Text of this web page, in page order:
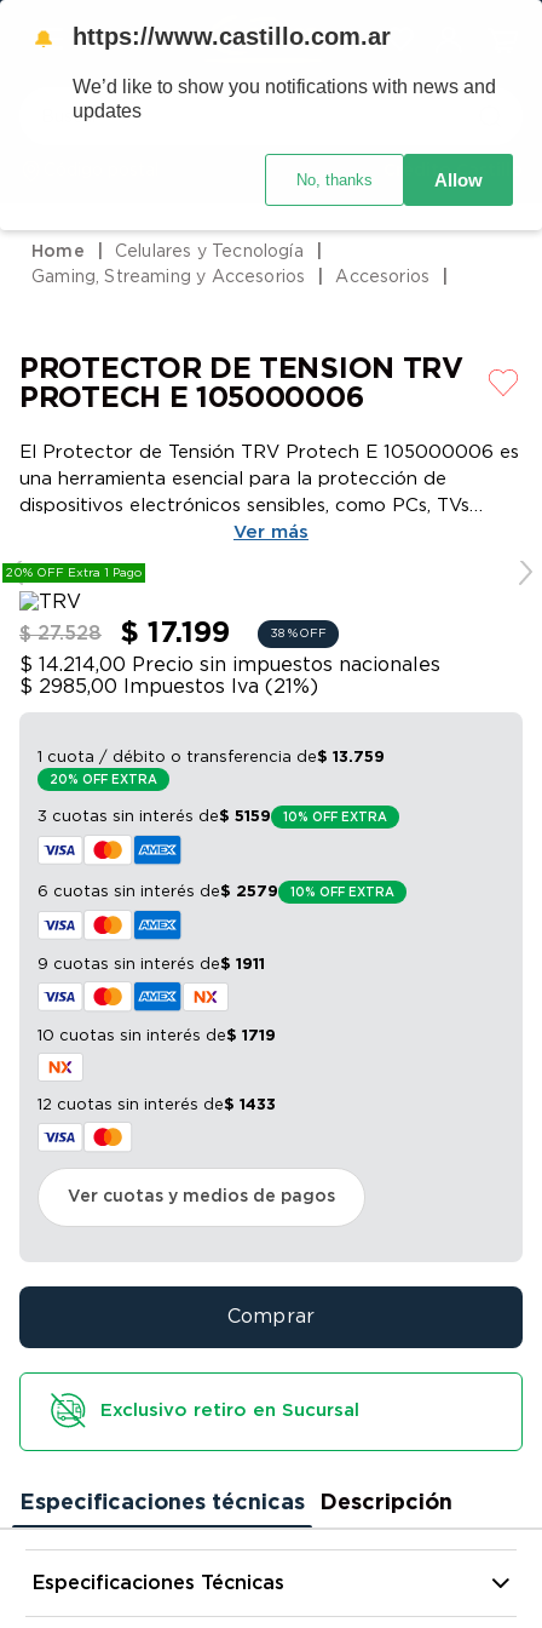
Buscar
Crédito Castillo
Celulares y Tecnología
Gaming, Streaming y Accesorios
Accesorios
PROTECTOR DE TENSION TRV
PROTECH E 105000006
El Protector de Tensión TRV Protech E 105000006 es
una herramienta esencial para la protección de
dispositivos electrónicos sensibles, como PCs, TVs
LED/LCD, equipos de audio, microondas, módems,
routers, consolas de juegos y más.
Ver más
20% OFF Extra 1 Pago
$ 27.528 $ 17.199 38 % OFF
$ 14.214,00 Precio sin impuestos nacionales
$ 2985,00
Impuestos Iva (21%)
1 cuota / débito o transferencia de$ 13.759
20% OFF EXTRA
3 cuotas sin interés de$ 5159 10% OFF EXTRA
6 cuotas sin interés de$ 2579 10% OFF EXTRA
9 cuotas sin interés de$ 1911
10 cuotas sin interés de$ 1719
12 cuotas sin interés de$ 1433
Ver cuotas y medios de pagos
Comprar
Exclusivo retiro en Sucursal
Especificaciones técnicas Descripción
Especificaciones Técnicas
2.
heladera
5.
colchones
7 .
moto
8.
aire acondicionado
9.
bicicleta
10.
🔔 https://www.castillo.com.ar
We’d like to show you notifications with news and
updates
No, thanks Allow